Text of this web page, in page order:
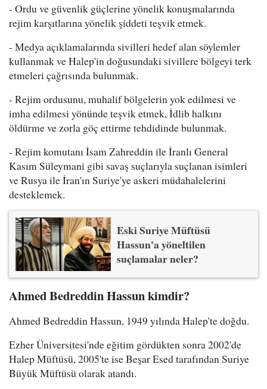
- Ordu ve güvenlik güçlerine yönelik konuşmalarında
rejim karşıtlarına yönelik şiddeti teşvik etmek.
- Medya açıklamalarında sivilleri hedef alan söylemler
kullanmak ve Halep'in doğusundaki sivillere bölgeyi terk
etmeleri çağrısında bulunmak.
- Rejim ordusunu, muhalif bölgelerin yok edilmesi ve
imha edilmesi yönünde teşvik etmek, İdlib halkını
öldürme ve zorla göç ettirme tehdidinde bulunmak.
- Rejim komutanı İsam Zahreddin ile İranlı General
Kasım Süleymani gibi savaş suçlarıyla suçlanan isimleri
ve Rusya ile İran'ın Suriye'ye askeri müdahalelerini
desteklemek.
Eski Suriye Müftüsü
Hassun'a yöneltilen
suçlamalar neler?
Ahmed Bedreddin Hassun kimdir?
Ahmed Bedreddin Hassun, 1949 yılında Halep'te doğdu.
Ezher Üniversitesi'nde eğitim gördükten sonra 2002'de
Halep Müftüsü, 2005'te ise Beşar Esed tarafından Suriye
Büyük Müftüsü olarak atandı.